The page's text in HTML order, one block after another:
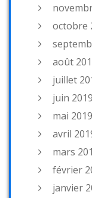
octobre
août
juillet
juin 2019
mai 2019
avril
mars
février
janvier